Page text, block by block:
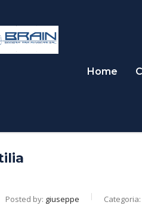
Home
Posted by: giuseppe Categoria: